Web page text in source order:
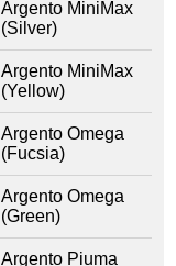
Argento MiniMax
(Silver)
Argento MiniMax
(Yellow)
Argento Omega
(Fucsia)
Argento Omega
(Green)
Argento Piuma